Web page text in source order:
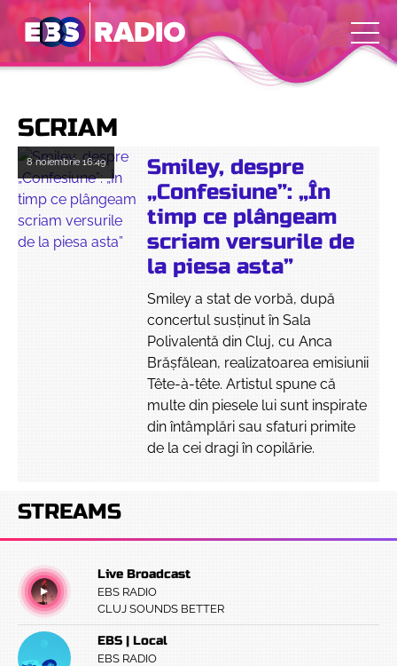
SCRIAM
8 noiembrie 16:49
Smiley, despre
„Confesiune”: „În
timp ce plângeam
scriam versurile de
la piesa asta”
Smiley a stat de vorbă, după
concertul susținut în Sala
Polivalentă din Cluj, cu Anca
Brășfălean, realizatoarea emisiunii
Tête-à-tête. Artistul spune că
multe din piesele lui sunt inspirate
din întâmplări sau sfaturi primite
de la cei dragi în copilărie.
STREAMS
Live Broadcast
EBS RADIO
CLUJ SOUNDS BETTER
EBS | Local
EBS RADIO